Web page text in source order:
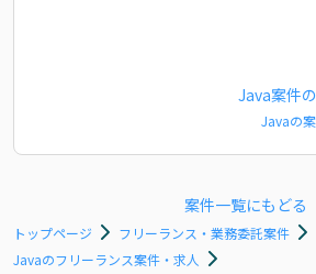
Java案件
Javaの
案件一覧にもどる
トップページ
フリーランス・業務委託案件
Javaのフリーランス案件・求人